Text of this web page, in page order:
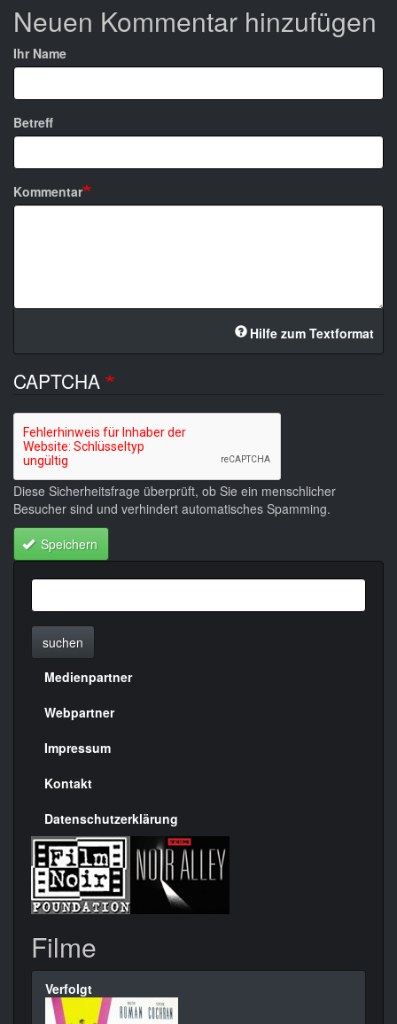
Neuen Kommentar hinzufügen
Ihr Name
Betreff
Kommentar
Hilfe zum Textformat
CAPTCHA
Diese Sicherheitsfrage überprüft, ob Sie ein menschlicher
Besucher sind und verhindert automatisches Spamming.
Speichern
suchen
Menülinks
rechte
Seite
Medienpartner
Webpartner
Impressum
Kontakt
Datenschutzerklärung
Filme
Verfolgt